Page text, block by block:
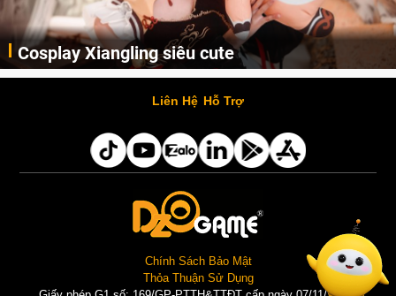
Cosplay Xiangling siêu cute
Cùng thưởng thức những hình ảnh cosplay Xiangling trong Genshin Impact siêu dễ thương của người dùng Weibo "阿包也是兔娘"
Liên Hệ Hỗ Trợ
Chính Sách Bảo Mật
Thỏa Thuận Sử Dụng